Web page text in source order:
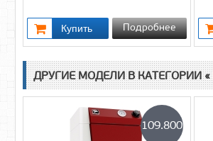
Подробнее
ДРУГИЕ МОДЕЛИ В КАТЕГОРИИ «
109.800